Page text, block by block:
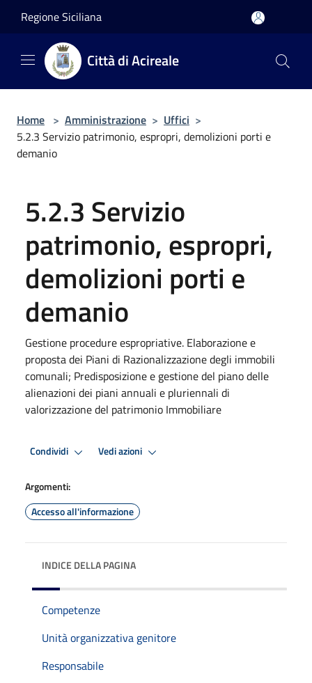
Regione Siciliana
Città di Acireale
Home > Amministrazione > Uffici >
5.2.3 Servizio patrimonio, espropri, demolizioni porti e
demanio
5.2.3 Servizio
patrimonio, espropri,
demolizioni porti e
demanio
Gestione procedure espropriative. Elaborazione e
proposta dei Piani di Razionalizzazione degli immobili
comunali; Predisposizione e gestione del piano delle
alienazioni dei piani annuali e pluriennali di
valorizzazione del patrimonio Immobiliare
Condividi Vedi azioni
Argomenti:
Accesso all'informazione
INDICE DELLA PAGINA
Competenze
Unità organizzativa genitore
Responsabile